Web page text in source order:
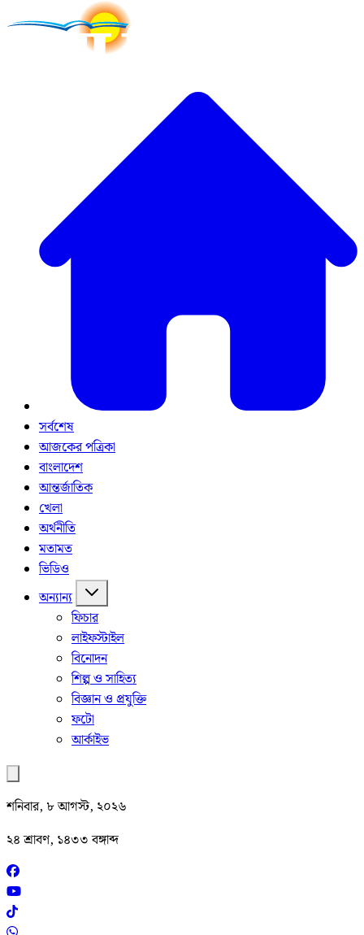
সর্বশেষ
আজকের পত্রিকা
বাংলাদেশ
আন্তর্জাতিক
খেলা
অর্থনীতি
মতামত
ভিডিও
অন্যান্য
ফিচার
লাইফস্টাইল
বিনোদন
শিল্প ও সাহিত্য
বিজ্ঞান ও প্রযুক্তি
ফটো
আর্কাইভ
শনিবার, ৮ আগস্ট, ২০২৬
২৪ শ্রাবণ, ১৪৩৩ বঙ্গাব্দ